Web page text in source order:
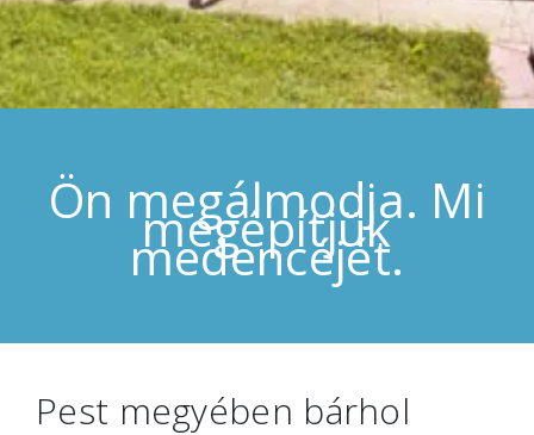
Ön megálmodja. Mi
megépítjük
medencéjét.
Pest megyében bárhol